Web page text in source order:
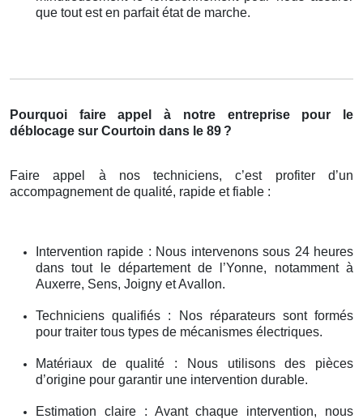
que tout est en parfait état de marche.
Pourquoi faire appel à notre entreprise pour le
déblocage sur Courtoin dans le 89 ?
Faire appel à nos techniciens, c’est profiter d’un
accompagnement de qualité, rapide et fiable :
Intervention rapide : Nous intervenons sous 24 heures
dans tout le département de l’Yonne, notamment à
Auxerre, Sens, Joigny et Avallon.
Techniciens qualifiés : Nos réparateurs sont formés
pour traiter tous types de mécanismes électriques.
Matériaux de qualité : Nous utilisons des pièces
d’origine pour garantir une intervention durable.
Estimation claire : Avant chaque intervention, nous